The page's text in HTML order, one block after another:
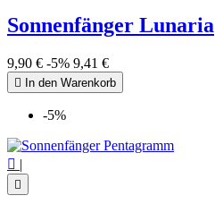
Sonnenfänger Lunaria
9,90 € -5% 9,41 €
 In den Warenkorb
-5%
 |
